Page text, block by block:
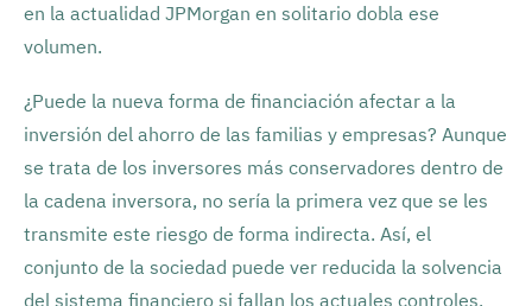
en la actualidad JPMorgan en solitario dobla ese
volumen.
¿Puede la nueva forma de financiación afectar a la
inversión del ahorro de las familias y empresas? Aunque
se trata de los inversores más conservadores dentro de
la cadena inversora, no sería la primera vez que se les
transmite este riesgo de forma indirecta. Así, el
conjunto de la sociedad puede ver reducida la solvencia
del sistema financiero si fallan los actuales controles.